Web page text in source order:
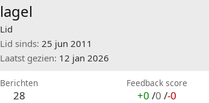
lagel
Lid
Lid sinds 25 jun 2011
Laatst gezien 12 jan 2026
Berichten
28
Feedback score
+0 /0 /-0